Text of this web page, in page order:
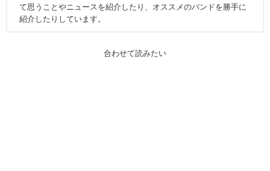
て思うことやニュースを紹介したり、オススメのバンドを勝手に
紹介したりしています。
合わせて読みたい